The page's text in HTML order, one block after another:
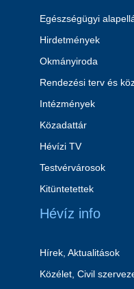
Egészségügyi
Hirdetmények
Okmányiroda
Rendezési terv és
Intézmények
Közadattár
Hévízi TV
Testvérvárosok
Kitüntetettek
Hévíz info
Hírek, Aktualitások
Közélet, Civil